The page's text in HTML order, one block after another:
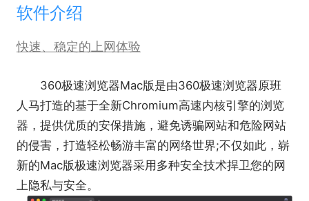
软件介绍
快速、稳定的上网体验
360极速浏览器Mac版是由360极速浏览器原班
人马打造的基于全新Chromium高速内核引擎的浏览
器，提供优质的安保措施，避免诱骗网站和危险网站
的侵害，打造轻松畅游丰富的网络世界;不仅如此，崭
新的Mac版极速浏览器采用多种安全技术捍卫您的网
上隐私与安全。